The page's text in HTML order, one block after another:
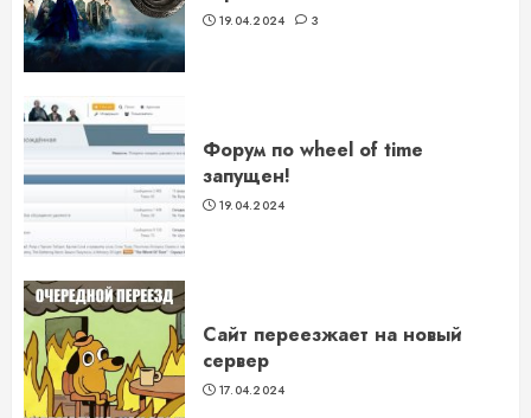
19.04.2024 3
Форум по wheel of time
запущен!
19.04.2024
Сайт переезжает на новый
сервер
17.04.2024